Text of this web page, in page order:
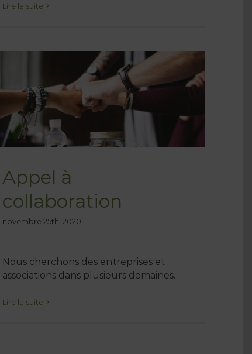
Lire la suite
Appel à
collaboration
novembre 25th, 2020
Nous cherchons des entreprises et
associations dans plusieurs domaines.
Lire la suite